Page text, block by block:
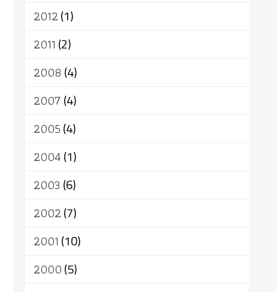
2012(1)
2011 (2)
2008 (4)
2007(4)
2005(4)
2004(1)
2003 (6)
2002(7)
2001 (10)
2000(5)